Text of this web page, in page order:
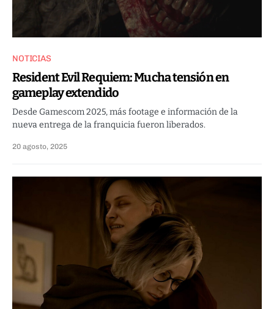
NOTICIAS
Resident Evil Requiem: Mucha tensión en
gameplay extendido
Desde Gamescom 2025, más footage e información de la
nueva entrega de la franquicia fueron liberados.
20 agosto, 2025